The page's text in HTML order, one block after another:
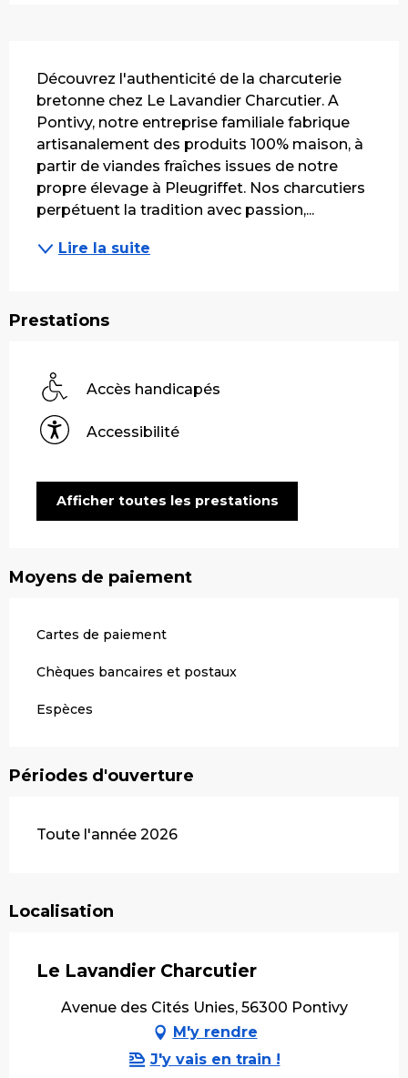
Découvrez l'authenticité de la charcuterie
bretonne chez Le Lavandier Charcutier. A
Pontivy, notre entreprise familiale fabrique
artisanalement des produits 100% maison, à
partir de viandes fraîches issues de notre
propre élevage à Pleugriffet. Nos charcutiers
perpétuent la tradition avec passion,...
Lire la suite
Prestations
Accès handicapés
Accessibilité
Afficher toutes les prestations
Moyens de paiement
Cartes de paiement
Chèques bancaires et postaux
Espèces
Périodes d'ouverture
Toute l'année 2026
Localisation
Le Lavandier Charcutier
Avenue des Cités Unies, 56300 Pontivy
M'y rendre
J'y vais en train !